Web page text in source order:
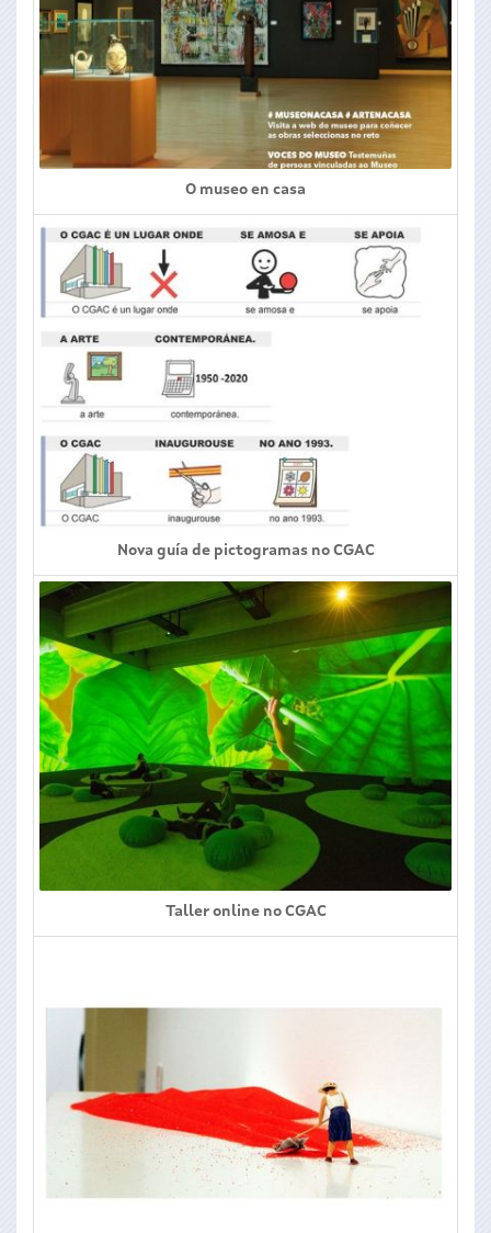
O museo en casa
Nova guía de pictogramas no CGAC
Taller online no CGAC